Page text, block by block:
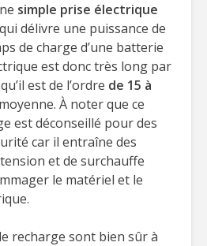
simple prise électrique
qui délivre une puissance de
de charge d’une batterie
est donc très long par
est de l’ordre de 15 à
À noter que ce
est déconseillé pour des
car il entraîne des
et de surchauffe
le matériel et le
recharge sont bien sûr à